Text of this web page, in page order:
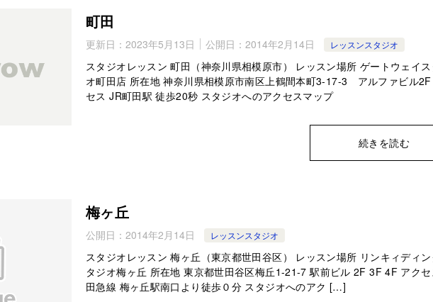
町田
更新日： 2023年5月13日 公開日： 2014年2月14日 レッスンスタジオ
スタジオレッスン 町田（神奈川県相模原市） レッスン場所 ゲートウェイ
オ町田店 所在地 神奈川県相模原市南区上鶴間本町3-17-3 アルファビル2F
セス JR町田駅 徒歩20秒 スタジオへのアクセスマップ
続きを読む
梅ヶ丘
公開日： 2014年2月14日 レッスンスタジオ
スタジオレッスン 梅ヶ丘（東京都世田谷区） レッスン場所 リンキィディン
タジオ梅ヶ丘 所在地 東京都世田谷区梅丘1-21-7 駅前ビル 2F 3F 4F アク
田急線 梅ヶ丘駅南口より徒歩０分 スタジオへのアク […]